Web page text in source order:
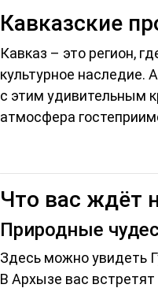
Кавказские
Кавказ – это регион,
культурное наследие.
с этим удивительным
атмосфера
Что вас ждёт
Природные
Здесь можно увидеть
В Архызе вас